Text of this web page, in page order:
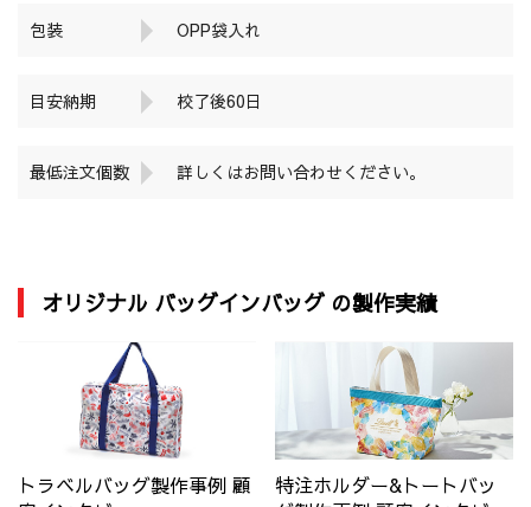
包装 OPP袋入れ
目安納期 校了後60日
最低注文個数 詳しくはお問い合わせください。
オリジナル バッグインバッグ の製作実績
トラベルバッグ製作事例 顧
特注ホルダー&トートバッ